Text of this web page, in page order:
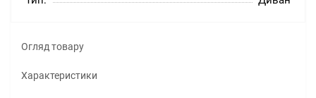
Огляд товару
Характеристики